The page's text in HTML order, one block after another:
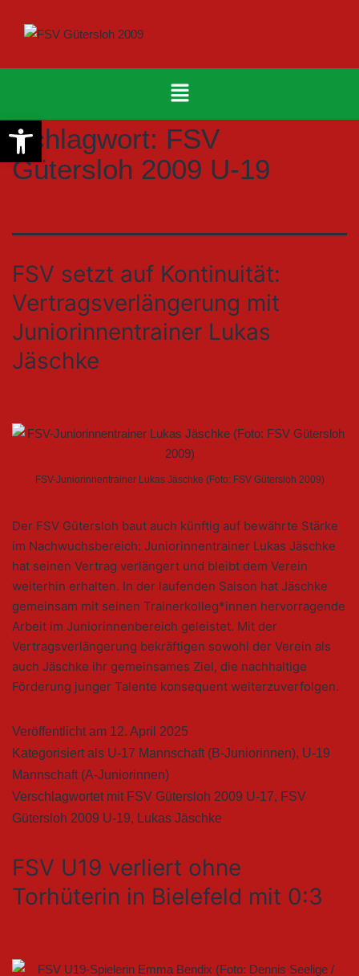
Schlagwort: FSV
Gütersloh 2009 U-19
FSV setzt auf Kontinuität:
Vertragsverlängerung mit
Juniorinnentrainer Lukas
Jäschke
FSV-Juniorinnentrainer Lukas Jäschke (Foto: FSV Gütersloh 2009)
Der FSV Gütersloh baut auch künftig auf bewährte Stärke
im Nachwuchsbereich: Juniorinnentrainer Lukas Jäschke
hat seinen Vertrag verlängert und bleibt dem Verein
weiterhin erhalten. In der laufenden Saison hat Jäschke
gemeinsam mit seinen Trainerkolleg*innen hervorragende
Arbeit im Juniorinnenbereich geleistet. Mit der
Vertragsverlängerung bekräftigen sowohl der Verein als
auch Jäschke ihr gemeinsames Ziel, die nachhaltige
Förderung junger Talente konsequent weiterzuverfolgen.
Veröffentlicht am 12. April 2025
Kategorisiert als U-17 Mannschaft (B-Juniorinnen), U-19
Mannschaft (A-Juniorinnen)
Verschlagwortet mit FSV Gütersloh 2009 U-17, FSV
Gütersloh 2009 U-19, Lukas Jäschke
FSV U19 verliert ohne
Torhüterin in Bielefeld mit 0:3
Werkzeugleiste öffnen